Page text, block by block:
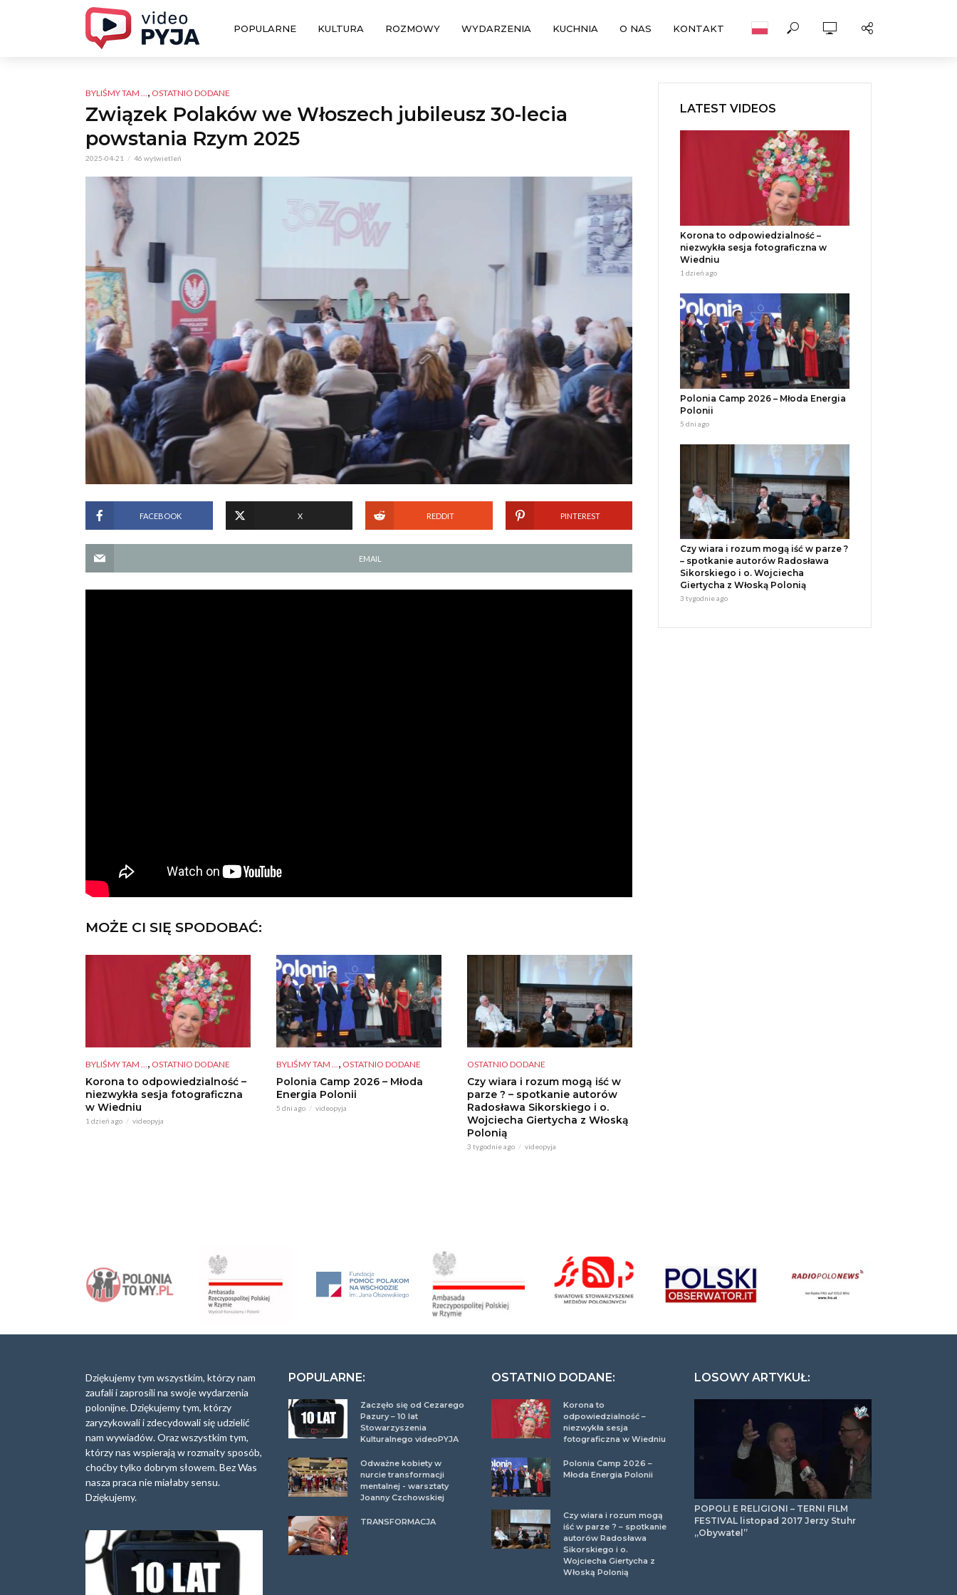
POPULARNE KULTURA ROZMOWY WYDARZENIA KUCHNIA O NAS KONTAKT
BYLIŚMY TAM ..., OSTATNIO DODANE
Związek Polaków we Włoszech jubileusz 30-lecia
powstania Rzym 2025
2025-04-21 46 wyświetleń
FACEBOOK X REDDIT PINTEREST
EMAIL
MOŻE CI SIĘ SPODOBAĆ:
BYLIŚMY TAM ..., OSTATNIO DODANE
Korona to odpowiedzialność –
niezwykła sesja fotograficzna
w Wiedniu
1 dzień ago videopyja
BYLIŚMY TAM ..., OSTATNIO DODANE
Polonia Camp 2026 – Młoda
Energia Polonii
5 dni ago videopyja
OSTATNIO DODANE
Czy wiara i rozum mogą iść w
parze ? – spotkanie autorów
Radosława Sikorskiego i o.
Wojciecha Giertycha z Włoską
Polonią
3 tygodnie ago videopyja
LATEST VIDEOS
Korona to odpowiedzialność –
niezwykła sesja fotograficzna w
Wiedniu
1 dzień ago
Polonia Camp 2026 – Młoda Energia
Polonii
5 dni ago
Czy wiara i rozum mogą iść w parze ?
– spotkanie autorów Radosława
Sikorskiego i o. Wojciecha
Giertycha z Włoską Polonią
3 tygodnie ago
Dziękujemy tym wszystkim, którzy nam
zaufali i zaprosili na swoje wydarzenia
polonijne. Dziękujemy tym, którzy
zaryzykowali i zdecydowali się udzielić
nam wywiadów. Oraz wszystkim tym,
którzy nas wspierają w rozmaity sposób,
choćby tylko dobrym słowem. Bez Was
nasza praca nie miałaby sensu.
Dziękujemy.
POPULARNE:
Zaczęło się od Cezarego
Pazury – 10 lat
Stowarzyszenia
Kulturalnego videoPYJA
Odważne kobiety w
nurcie transformacji
mentalnej - warsztaty
Joanny Czchowskiej
TRANSFORMACJA
OSTATNIO DODANE:
Korona to
odpowiedzialność –
niezwykła sesja
fotograficzna w Wiedniu
Polonia Camp 2026 –
Młoda Energia Polonii
Czy wiara i rozum mogą
iść w parze ? – spotkanie
autorów Radosława
Sikorskiego i o.
Wojciecha Giertycha z
Włoską Polonią
LOSOWY ARTYKUŁ:
POPOLI E RELIGIONI – TERNI FILM
FESTIVAL listopad 2017 Jerzy Stuhr
,,Obywatel”